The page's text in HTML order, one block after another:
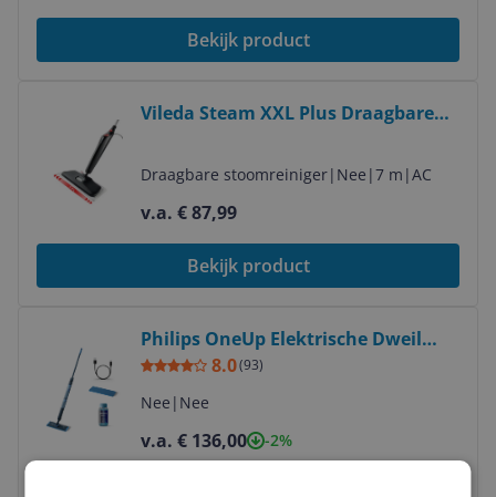
Bekijk product
Vileda Steam XXL Plus Draagbare
Draagbare stoomreiniger| Nee |7 m |AC
v.a. € 87,99
Bekijk product
Philips OneUp Elektrische Dweil
5000 series XV5113/01
8.0(93)
Nee | Nee
v.a. € 136,00 -2%